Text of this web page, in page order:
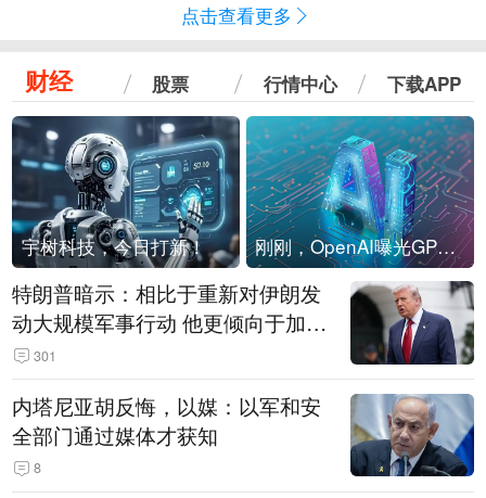
点击查看更多
财经 股票 行情中心 下载APP
宇树科技，今日打新！ 刚刚，OpenAI曝光GPT-6！传10万亿参数，8月强行发布
特朗普暗示：相比于重新对伊朗发
动大规模军事行动 他更倾向于加大
经济施压
301
内塔尼亚胡反悔，以媒：以军和安
全部门通过媒体才获知
8